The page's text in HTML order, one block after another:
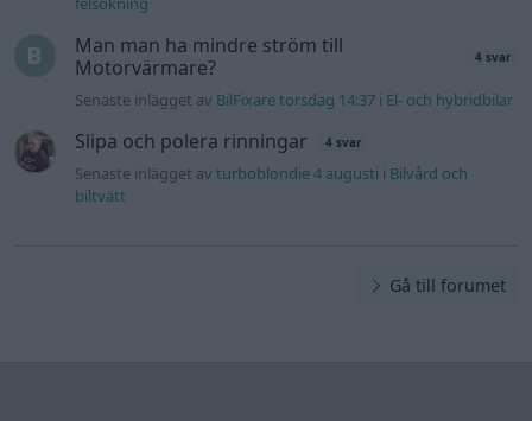
Man man ha mindre ström till
Motorvärmare?
4 svar
Senaste inlägget av BilFixare torsdag 14:37 i El- och hybridbilar
Slipa och polera rinningar 4 svar
Senaste inlägget avturboblondie 4 augusti i Bilvård och
biltvätt
Gå till forumet